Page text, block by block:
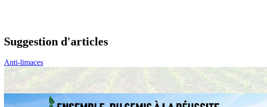
Suggestion d'articles
Anti-limaces